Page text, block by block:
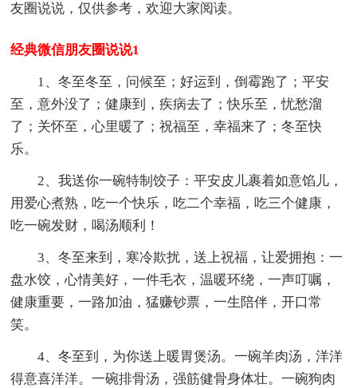
友圈说说，仅供参考，欢迎大家阅读。
经典微信朋友圈说说1
1、冬至冬至，问候至；好运到，倒霉跑了；平安
至，意外没了；健康到，疾病去了；快乐至，忧愁溜
了；关怀至，心里暖了；祝福至，幸福来了；冬至快
乐。
2、我送你一碗特制饺子：平安皮儿裹着如意馅儿，
用爱心煮熟，吃一个快乐，吃二个幸福，吃三个健康，
吃一碗发财，喝汤顺利！
3、冬至来到，寒冷欺扰，送上祝福，让爱拥抱：一
盘水饺，心情美好，一件毛衣，温暖环绕，一声叮嘱，
健康重要，一路加油，猛赚钞票，一生陪伴，开口常
笑。
4、冬至到，为你送上暖胃煲汤。一碗羊肉汤，洋洋
得意喜洋洋。一碗排骨汤，强筋健骨身体壮。一碗狗肉